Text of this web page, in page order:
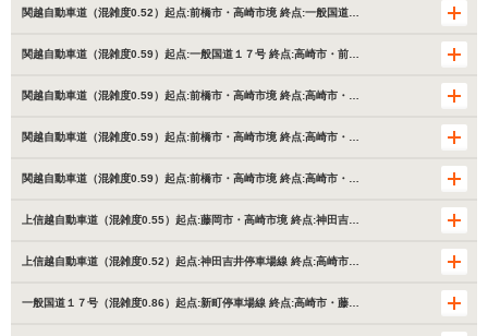
関越自動車道（混雑度0.52）起点:前橋市・高崎市境 終点:一般国道…
関越自動車道（混雑度0.59）起点:一般国道１７号 終点:高崎市・前…
関越自動車道（混雑度0.59）起点:前橋市・高崎市境 終点:高崎市・…
関越自動車道（混雑度0.59）起点:前橋市・高崎市境 終点:高崎市・…
関越自動車道（混雑度0.59）起点:前橋市・高崎市境 終点:高崎市・…
上信越自動車道（混雑度0.55）起点:藤岡市・高崎市境 終点:神田吉…
上信越自動車道（混雑度0.52）起点:神田吉井停車場線 終点:高崎市…
一般国道１７号（混雑度0.86）起点:新町停車場線 終点:高崎市・藤…